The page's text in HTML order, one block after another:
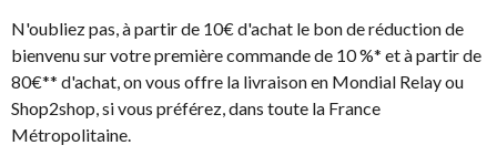
N'oubliez pas, à partir de 10€ d'achat le bon de réduction de
bienvenu sur votre première commande de 10 %* et à partir de
80€** d'achat, on vous offre la livraison en Mondial Relay ou
Shop2shop, si vous préférez, dans toute la France
Métropolitaine.